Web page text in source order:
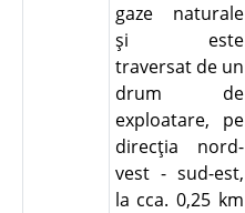
gaze naturale
şi este
traversat de un
drum de
exploatare, pe
direcţia nord-
vest - sud-est,
la cca. 0,25 km